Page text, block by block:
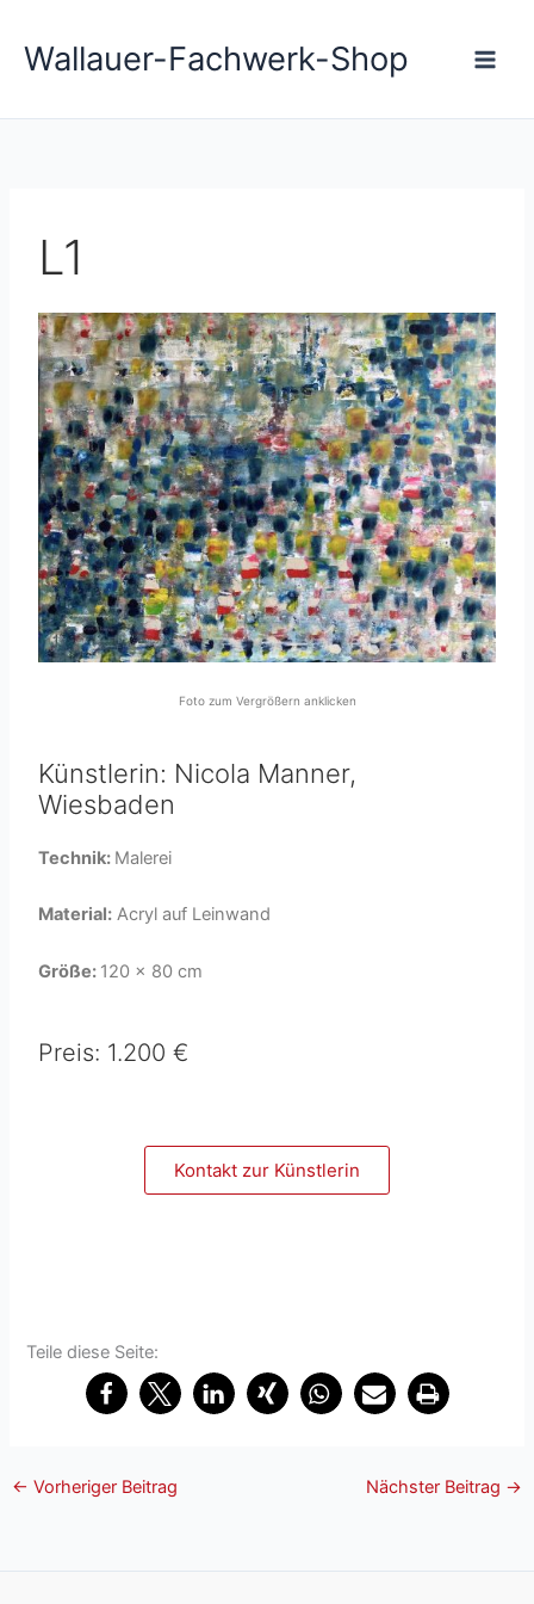
Inhalt
springen
Wallauer-Fachwerk-Shop
L1
Foto zum Vergrößern anklicken
Künstlerin: Nicola Manner,
Wiesbaden
Technik: Malerei
Material: Acryl auf Leinwand
Größe: 120 x 80 cm
Preis: 1.200 €
Kontakt zur Künstlerin
Teile diese Seite:
← Vorheriger Beitrag Nächster Beitrag →